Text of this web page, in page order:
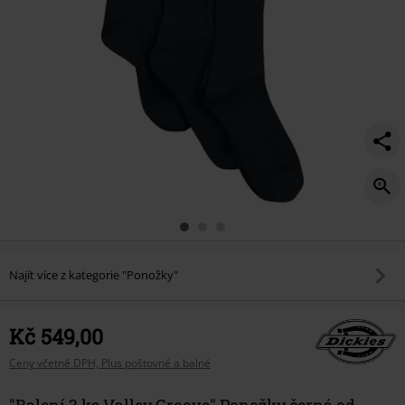
Najít více z kategorie "Ponožky"
Kč 549,00
Ceny včetně DPH, Plus poštovné a balné